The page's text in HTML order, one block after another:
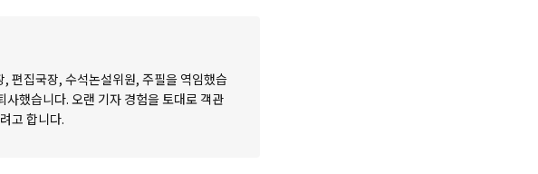
편집국장, 수석논설위원, 주필을 역임했습
했습니다. 오랜 기자 경험을 토대로 객관
고 합니다.